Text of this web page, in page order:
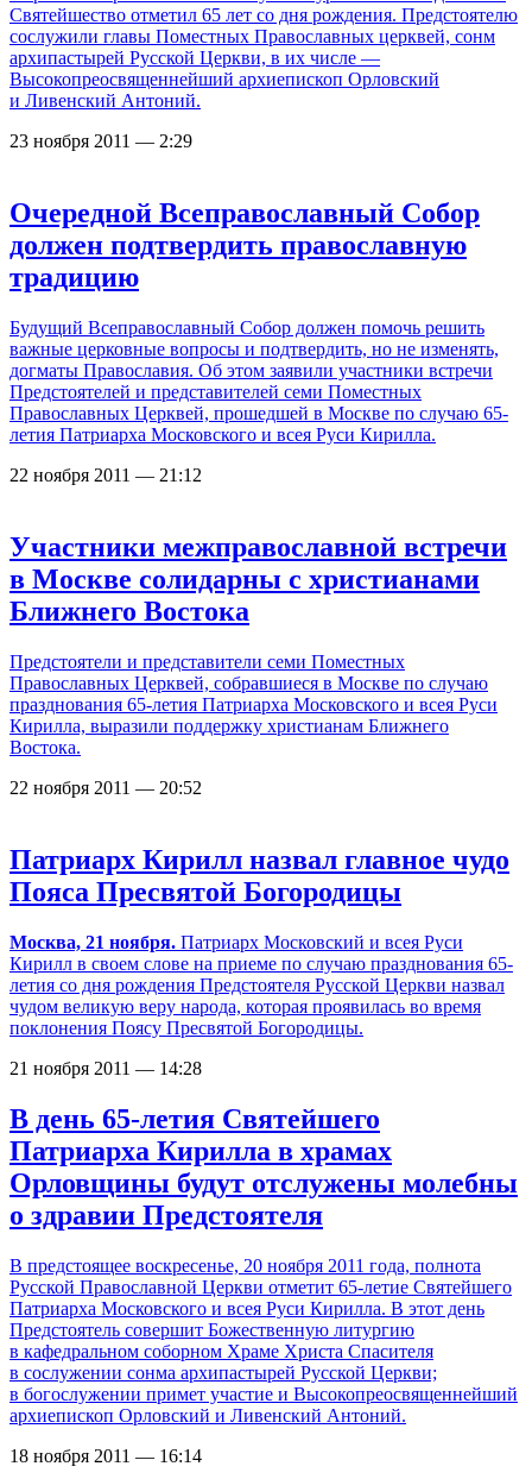
Святейшество отметил 65 лет со дня рождения. Предстоятелю
сослужили главы Поместных Православных церквей, сонм
архипастырей Русской Церкви, в их числе —
Высокопреосвященнейший архиепископ Орловский
и Ливенский Антоний.
23 ноября 2011 — 2:29
Очередной Всеправославный Собор
должен подтвердить православную
традицию
Будущий Всеправославный Собор должен помочь решить
важные церковные вопросы и подтвердить, но не изменять,
догматы Православия. Об этом заявили участники встречи
Предстоятелей и представителей семи Поместных
Православных Церквей, прошедшей в Москве по случаю 65-
летия Патриарха Московского и всея Руси Кирилла.
22 ноября 2011 — 21:12
Участники межправославной встречи
в Москве солидарны с христианами
Ближнего Востока
Предстоятели и представители семи Поместных
Православных Церквей, собравшиеся в Москве по случаю
празднования 65-летия Патриарха Московского и всея Руси
Кирилла, выразили поддержку христианам Ближнего
Востока.
22 ноября 2011 — 20:52
Патриарх Кирилл назвал главное чудо
Пояса Пресвятой Богородицы
Москва, 21 ноября. Патриарх Московский и всея Руси
Кирилл в своем слове на приеме по случаю празднования 65-
летия со дня рождения Предстоятеля Русской Церкви назвал
чудом великую веру народа, которая проявилась во время
поклонения Поясу Пресвятой Богородицы.
21 ноября 2011 — 14:28
В день 65-летия Святейшего
Патриарха Кирилла в храмах
Орловщины будут отслужены молебны
о здравии Предстоятеля
В предстоящее воскресенье, 20 ноября 2011 года, полнота
Русской Православной Церкви отметит 65-летие Святейшего
Патриарха Московского и всея Руси Кирилла. В этот день
Предстоятель совершит Божественную литургию
в кафедральном соборном Храме Христа Спасителя
в сослужении сонма архипастырей Русской Церкви;
в богослужении примет участие и Высокопреосвященнейший
архиепископ Орловский и Ливенский Антоний.
18 ноября 2011 — 16:14